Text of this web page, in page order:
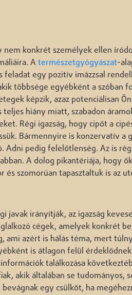
konkrét személyek ellen
A természetgyógyászat-
egy pozitív imázzsal
többsége egyébként a szóban
képzik, azaz potenciálisan
hiány miatt, szabadon
Régi igazság, hogy cipőt a
Bármennyire is konzervatív a
pedig felelőtlenség. Az is
A dolog pikantériája, hogy
és szomorúan tapasztaltuk is az
javak irányítják, az igazság
cégek, amelyek konkrét
azért is hálás téma, mert
is átlagon felül
találkozása
akik általában se tudományos,
egy csülköt, ha